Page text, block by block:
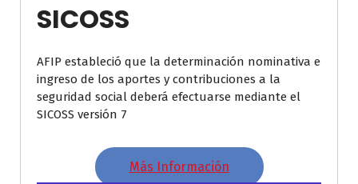
SICOSS
AFIP estableció que la determinación nominativa e
ingreso de los aportes y contribuciones a la
seguridad social deberá efectuarse mediante el
SICOSS versión 7
Más Información